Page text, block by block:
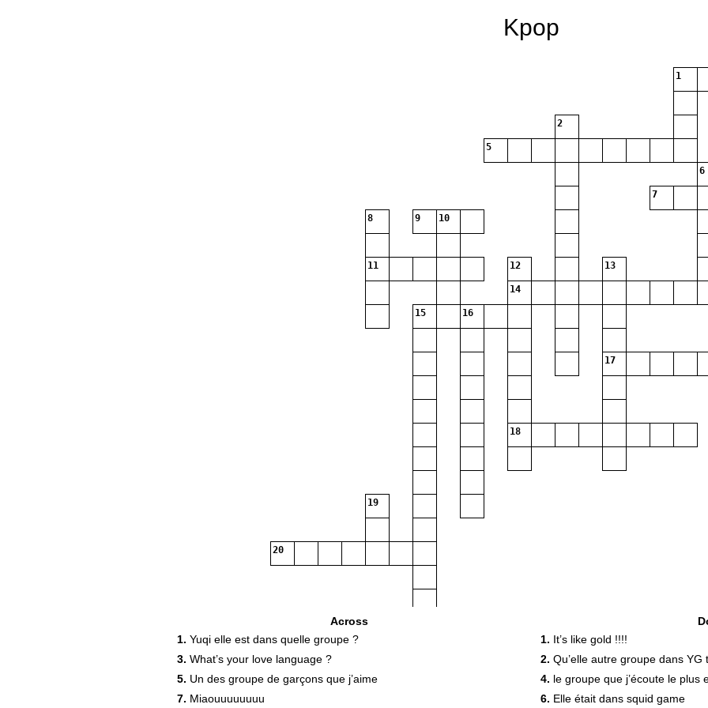
Kpop
1
2
5
6
7
8 9 10
11 12 13
14
15 16
17
18
19
20
Across
1. Yuqi elle est dans quelle groupe ?
3. What’s your love language ?
5. Un des groupe de garçons que j’aime
7. Miaouuuuuuuu
1. It’s like gold !!!!
2. Qu’elle autre groupe dans YG
4. le groupe que j’écoute le plus
6. Elle était dans squid game